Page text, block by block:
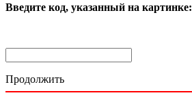
Введите код, указанный на картинке:
Продолжить